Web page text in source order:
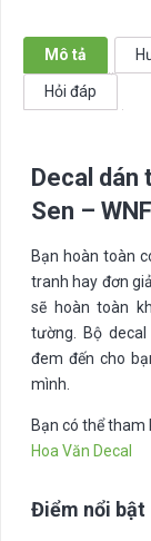
WNF005
số
lượng
Mô tả
Hỏi đáp
Decal dán
Sen –
Bạn hoàn toàn
tranh hay đơn
sẽ hoàn toàn
tường. Bộ
đem đến cho
mình.
Bạn có thể
Hoa Văn Decal
Điểm nổi bật